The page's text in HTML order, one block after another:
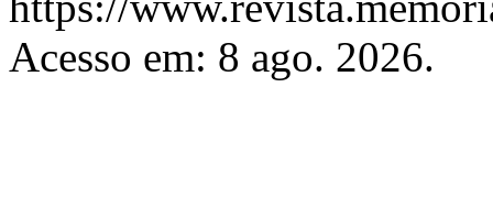
Acesso em: 8 ago. 2026.